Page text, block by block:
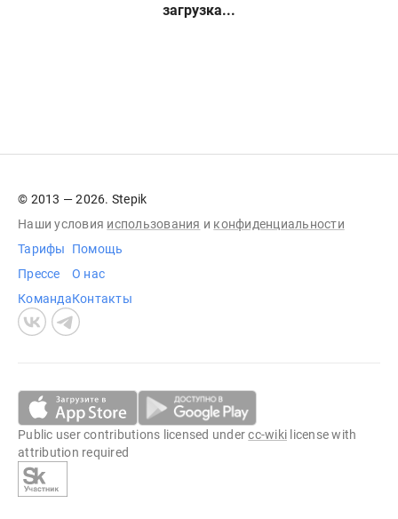
загрузка...
© 2013 — 2026. Stepik
Наши условия использования и конфиденциальности
Тарифы
Прессе
Команда
Помощь
О нас
Контакты
Public user contributions licensed undercc-wiki license with
attribution required